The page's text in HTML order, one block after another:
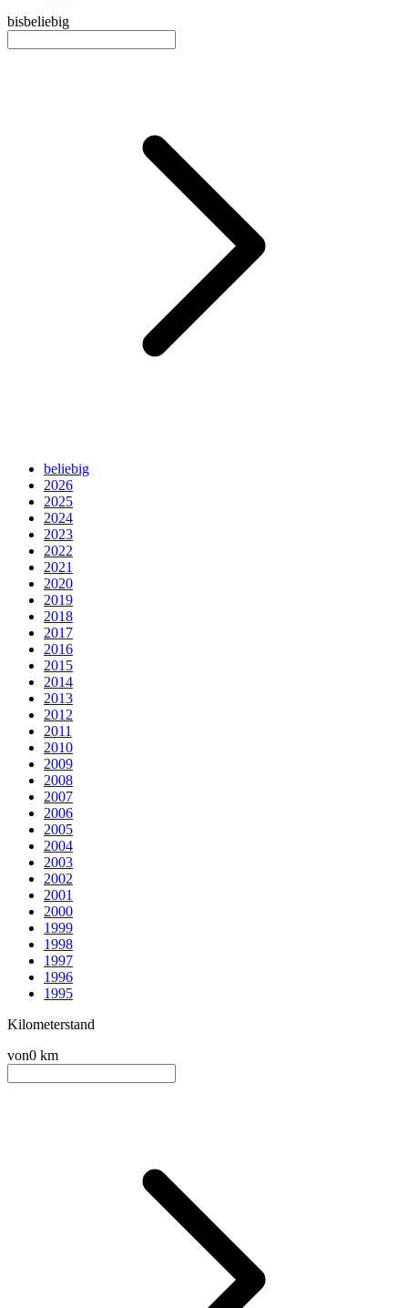
bisbeliebig
beliebig
2026
2025
2024
2023
2022
2021
2020
2019
2018
2017
2016
2015
2014
2013
2012
2011
2010
2009
2008
2007
2006
2005
2004
2003
2002
2001
2000
1999
1998
1997
1996
1995
Kilometerstand
von0 km